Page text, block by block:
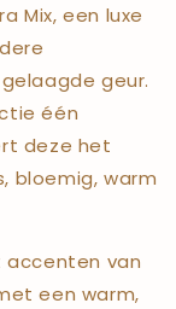
Mix, een luxe
geur.
één
deze het
bloemig, warm
van
een warm,